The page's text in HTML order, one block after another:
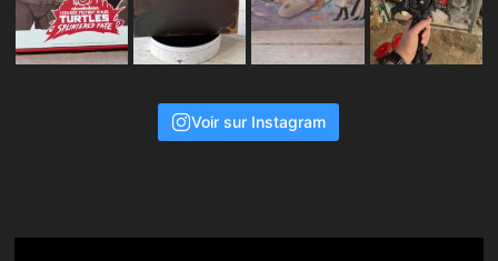
Voir sur Instagram